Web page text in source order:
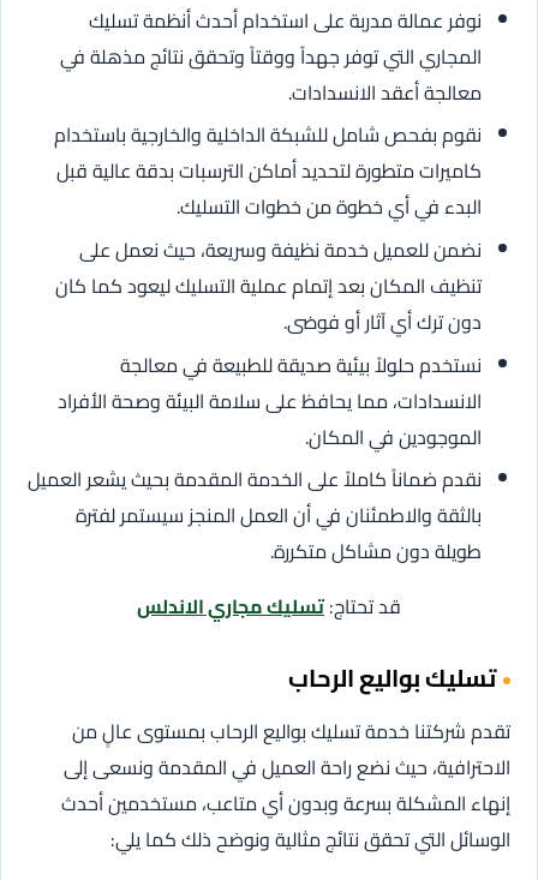
نوفر عمالة مدربة على استخدام أحدث أنظمة تسليك
المجاري التي توفر جهداً ووقتاً وتحقق نتائج مذهلة في
معالجة أعقد الانسدادات.
نقوم بفحص شامل للشبكة الداخلية والخارجية باستخدام
كاميرات متطورة لتحديد أماكن الترسبات بدقة عالية قبل
البدء في أي خطوة من خطوات التسليك.
نضمن للعميل خدمة نظيفة وسريعة، حيث نعمل على
تنظيف المكان بعد إتمام عملية التسليك ليعود كما كان
دون ترك أي آثار أو فوضى.
نستخدم حلولاً بيئية صديقة للطبيعة في معالجة
الانسدادات، مما يحافظ على سلامة البيئة وصحة الأفراد
الموجودين في المكان.
نقدم ضماناً كاملاً على الخدمة المقدمة بحيث يشعر العميل
بالثقة والاطمئنان في أن العمل المنجز سيستمر لفترة
طويلة دون مشاكل متكررة.
قد تحتاج:تسليك مجاري الاندلس
تسليك بواليع الرحاب
تقدم شركتنا خدمة تسليك بواليع الرحاب بمستوى عالٍ من
الاحترافية، حيث نضع راحة العميل في المقدمة ونسعى إلى
إنهاء المشكلة بسرعة وبدون أي متاعب، مستخدمين أحدث
الوسائل التي تحقق نتائج مثالية ونوضح ذلك كما يلي: